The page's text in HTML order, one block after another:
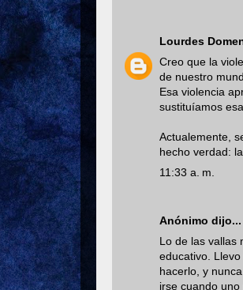
Lourdes
Creo que la
de nuestro
Esa violencia
sustituíamos
Actualemente,
hecho verdad:
11:33 a. m.
Anónimo dijo...
Lo de las vallas
educativo.
hacerlo, y
irse cuando uno